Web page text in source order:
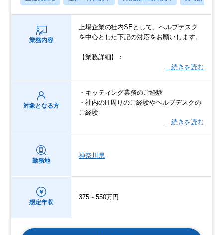
業務内容
上場企業の社内SEとして、ヘルプデスク
を中心とした下記の対応をお願いします。
【業務詳細】：
…続きを読む
対象となる方
・キッティング業務のご経験
・社内のIT周りのご経験やヘルプデスクの
ご経験
…続きを読む
勤務地
神奈川県
想定年収
375～550万円